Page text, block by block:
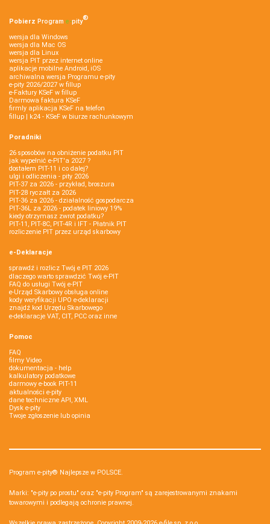
Pobierz Program e‑pity®
wersja dla Windows
wersja dla Mac OS
wersja dla Linux
wersja PIT przez internet online
aplikacje mobilne Android, iOS
archiwalna wersja Programu e-pity
e-pity 2026/2027 w fillup
e‑Faktury KSeF w fillup
Darmowa faktura KSeF
firmly aplikacja KSeF na telefon
fillup | k24 - KSeF w biurze rachunkowym
Poradniki
26 sposobów na obniżenie podatku PIT
jak wypełnić e-PIT'a 2027 ?
dostałem PIT-11 i co dalej?
ulgi i odliczenia - pity 2026
PIT-37 za 2026 - przykład, broszura
PIT-28 ryczałt za 2026
PIT-36 za 2026 - działalność gospodarcza
PIT-36L za 2026 - podatek liniowy 19%
kiedy otrzymasz zwrot podatku?
PIT-11, PIT-8C, PIT-4R i IFT - Płatnik PIT
rozliczenie PIT przez urząd skarbowy
e-Deklaracje
sprawdź i rozlicz Twój e PIT 2026
dlaczego warto sprawdzić Twój e-PIT
FAQ do usługi Twój e-PIT
e-Urząd Skarbowy obsługa online
kody weryfikacji UPO e-deklaracji
znajdź kod Urzędu Skarbowego
e-deklaracje VAT, CIT, PCC oraz inne
Pomoc
FAQ
filmy Video
dokumentacja - help
kalkulatory podatkowe
darmowy e-book PIT-11
aktualności e-pity
dane techniczne API, XML
Dysk e-pity
Twoje zgłoszenie lub opinia
Program e-pity® Najlepsze w POLSCE.
Marki: "e-pity po prostu" oraz "e-pity Program" są zarejestrowanymi znakami
towarowymi i podlegają ochronie prawnej.